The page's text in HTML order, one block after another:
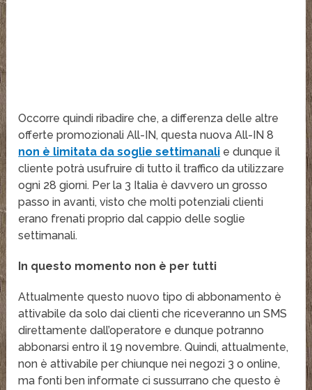
Occorre quindi ribadire che, a differenza delle altre
offerte promozionali All-IN, questa nuova All-IN 8
non è limitata da soglie settimanali e dunque il
cliente potrà usufruire di tutto il traffico da utilizzare
ogni 28 giorni. Per la 3 Italia è davvero un grosso
passo in avanti, visto che molti potenziali clienti
erano frenati proprio dal cappio delle soglie
settimanali.
In questo momento non è per tutti
Attualmente questo nuovo tipo di abbonamento è
attivabile da solo dai clienti che riceveranno un SMS
direttamente dall’operatore e dunque potranno
abbonarsi entro il 19 novembre. Quindi, attualmente,
non è attivabile per chiunque nei negozi 3 o online,
ma fonti ben informate ci sussurrano che questo è